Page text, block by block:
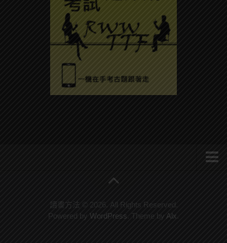
公職考試上榜者軌跡
讀書方法 © 2026. All Rights Reserved.
Powered by WordPress . Theme by Alx.